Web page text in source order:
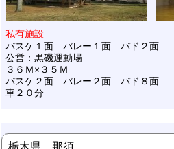
私有施設
バスケ１面 バレー１面 バド２面
公営：黒磯運動場
３６Ｍ×３５Ｍ
バスケ２面 バレー２面 バド８面
車２０分
栃木県 那須